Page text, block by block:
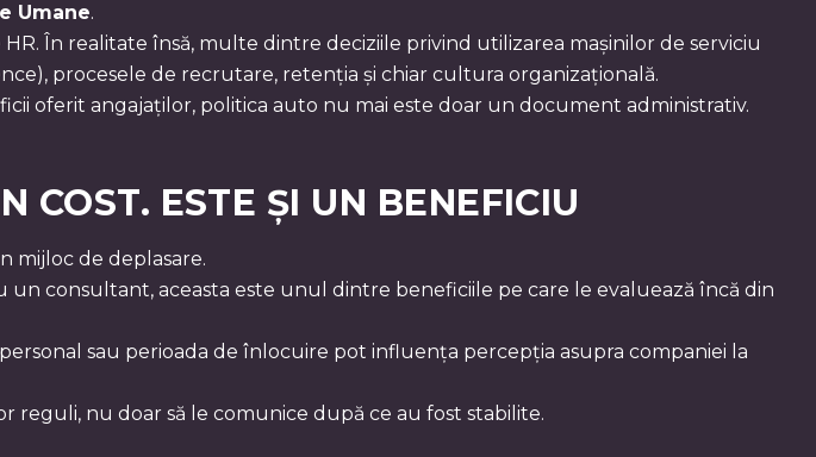
Umane.
În realitate însă, multe dintre deciziile privind utilizarea mașinilor de serviciu
procesele de recrutare, retenția și chiar cultura organizațională.
oferit angajaților, politica auto nu mai este doar un document administrativ.
COST. ESTE ȘI UN BENEFICIU
mijloc de deplasare.
consultant, aceasta este unul dintre beneficiile pe care le evaluează încă din
sau perioada de înlocuire pot influența percepția asupra companiei la
reguli, nu doar să le comunice după ce au fost stabilite.